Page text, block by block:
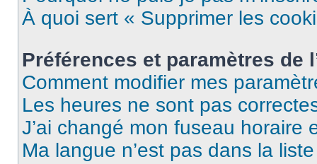
À quoi sert « Supprimer les
Préférences et paramètres de
Comment modifier mes
Les heures ne sont pas
J’ai changé mon fuseau horaire
Ma langue n’est pas dans la